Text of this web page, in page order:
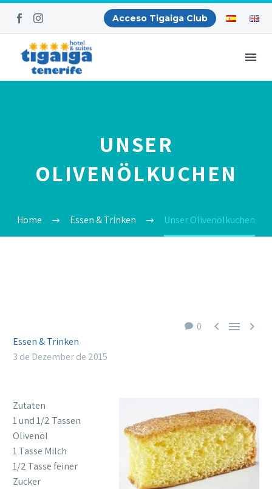
Acceso Tigaiga Club
UNSER
OLIVENÖLKUCHEN
Home Essen & Trinken Unser Olivenölkuchen
0   
Essen & Trinken
3 de Dezember de 2015
Zutaten
1 und 1/2 Tassen
Olivenöl
1 Tasse Milch
1/2 Tasse feiner
Zucker